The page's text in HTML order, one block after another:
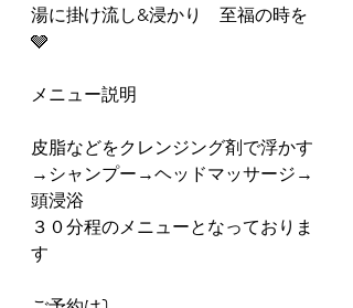
湯に掛け流し&浸かり　至福の時を
🩶
メニュー説明
皮脂などをクレンジング剤で浮かす
→シャンプー→ヘッドマッサージ→
頭浸浴
３０分程のメニューとなっておりま
す